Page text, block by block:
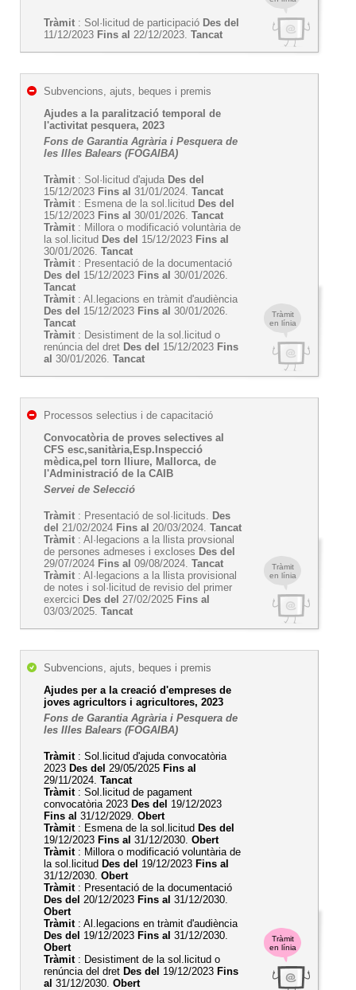
Tràmit : Sol·licitud de participació Des del
11/12/2023 Fins al 22/12/2023. Tancat
Tràmit
en línia
Subvencions, ajuts, beques i premis
Ajudes a la paralització temporal de
l'activitat pesquera, 2023
Fons de Garantia Agrària i Pesquera de
les Illes Balears (FOGAIBA)
Tràmit : Sol·licitud d'ajuda Des del
15/12/2023 Fins al 31/01/2024. Tancat
Tràmit : Esmena de la sol.licitud Des del
15/12/2023 Fins al 30/01/2026. Tancat
Tràmit : Millora o modificació voluntària de
la sol.licitud Des del 15/12/2023 Fins al
30/01/2026. Tancat
Tràmit : Presentació de la documentació
Des del 15/12/2023 Fins al 30/01/2026.
Tancat
Tràmit : Al.legacions en tràmit d'audiència
Des del 15/12/2023 Fins al 30/01/2026.
Tancat
Tràmit : Desistiment de la sol.licitud o
renúncia del dret Des del 15/12/2023 Fins
al 30/01/2026. Tancat
Tràmit
en línia
Processos selectius i de capacitació
Convocatòria de proves selectives al
CFS esc,sanitària,Esp.Inspecció
mèdica,pel torn lliure, Mallorca, de
l'Administració de la CAIB
Servei de Selecció
Tràmit : Presentació de sol·licituds. Des
del 21/02/2024 Fins al 20/03/2024. Tancat
Tràmit : Al·legacions a la llista provsional
de persones admeses i excloses Des del
29/07/2024 Fins al 09/08/2024. Tancat
Tràmit : Al·legacions a la llista provisional
de notes i sol·licitud de revisio del primer
exercici Des del 27/02/2025 Fins al
03/03/2025. Tancat
Tràmit
en línia
Subvencions, ajuts, beques i premis
Ajudes per a la creació d'empreses de
joves agricultors i agricultores, 2023
Fons de Garantia Agrària i Pesquera de
les Illes Balears (FOGAIBA)
Tràmit: Sol.licitud d'ajuda convocatòria
2023 Des del 29/05/2025 Fins al
29/11/2024. Tancat
Tràmit: Sol.licitud de pagament
convocatòria 2023 Des del 19/12/2023
Fins al 31/12/2029. Obert
Tràmit: Esmena de la sol.licitud Des del
19/12/2023 Fins al 31/12/2030. Obert
Tràmit: Millora o modificació voluntària de
la sol.licitud Des del 19/12/2023 Fins al
31/12/2030. Obert
Tràmit: Presentació de la documentació
Des del 20/12/2023 Fins al 31/12/2030.
Obert
Tràmit: Al.legacions en tràmit d'audiència
Des del 19/12/2023 Fins al 31/12/2030.
Obert
Tràmit: Desistiment de la sol.licitud o
renúncia del dret Des del 19/12/2023 Fins
al 31/12/2030. Obert